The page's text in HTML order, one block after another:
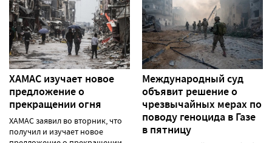
ХАМАС изучает новое
предложение о
прекращении огня
ХАМАС заявил во вторник, что
получил и изучает новое
Международный суд
объявит решение о
чрезвычайных мерах по
поводу геноцида в Газе
в пятницу